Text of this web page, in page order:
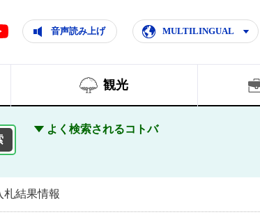
みよいまち
Youtube 音声読み上げ MULTILINGUAL
観光
よく検索されるコトバ
札結果情報